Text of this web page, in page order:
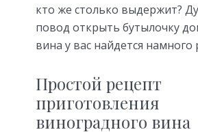
кто же столько выдержит?
повод открыть бутылочку
вина у вас найдется
Простой рецепт
приготовления
виноградного вина